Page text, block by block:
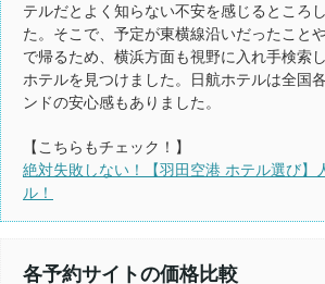
テルだとよく知らない不安を感じるところ
た。そこで、予定が東横線沿いだったこと
で帰るため、横浜方面も視野に入れ手検索
ホテルを見つけました。日航ホテルは全国
ンドの安心感もありました。
【こちらもチェック！】
絶対失敗しない！【羽田空港 ホテル選び】
ル！
各予約サイトの価格比較